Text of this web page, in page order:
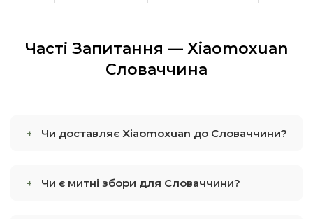
Часті Запитання — Xiaomoxuan
Словаччина
Чи доставляє Xiaomoxuan до Словаччини?
Чи є митні збори для Словаччини?